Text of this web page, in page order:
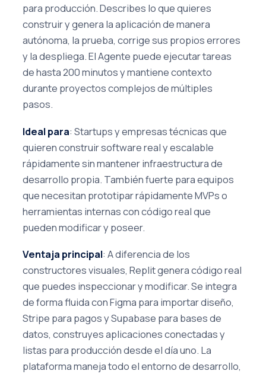
para producción. Describes lo que quieres
construir y genera la aplicación de manera
autónoma, la prueba, corrige sus propios errores
y la despliega. El Agente puede ejecutar tareas
de hasta 200 minutos y mantiene contexto
durante proyectos complejos de múltiples
pasos.
Ideal para: Startups y empresas técnicas que
quieren construir software real y escalable
rápidamente sin mantener infraestructura de
desarrollo propia. También fuerte para equipos
que necesitan prototipar rápidamente MVPs o
herramientas internas con código real que
pueden modificar y poseer.
Ventaja principal: A diferencia de los
constructores visuales, Replit genera código real
que puedes inspeccionar y modificar. Se integra
de forma fluida con Figma para importar diseño,
Stripe para pagos y Supabase para bases de
datos, construyes aplicaciones conectadas y
listas para producción desde el día uno. La
plataforma maneja todo el entorno de desarrollo,